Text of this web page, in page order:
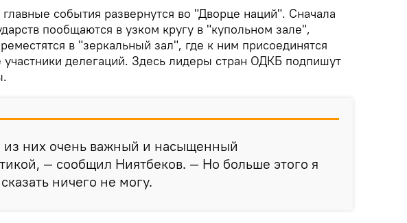
события развернутся во "Дворце наций". Сначала
пообщаются в узком кругу в "купольном зале",
в "зеркальный зал", где к ним присоединятся
участники делегаций. Здесь лидеры стран ОДКБ подпишут
них очень важный и насыщенный
— сообщил Ниятбеков. — Но больше этого я
ничего не могу.